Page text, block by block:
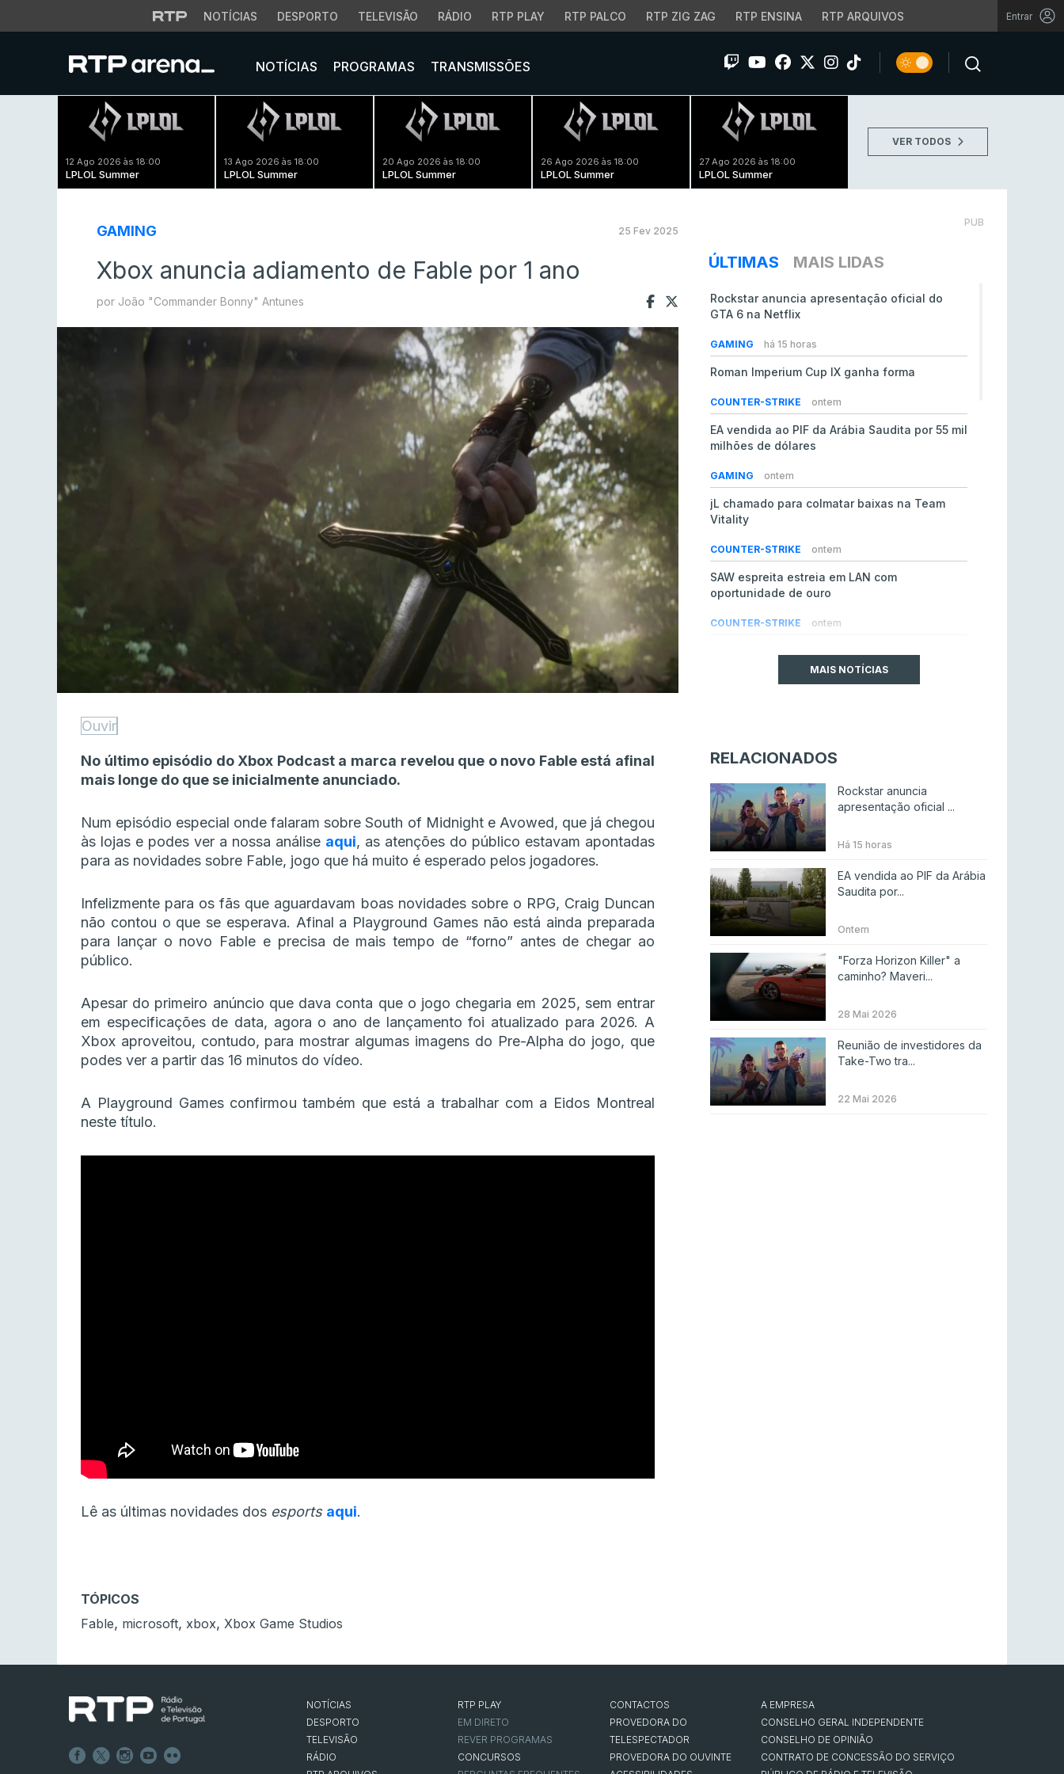
NOTÍCIAS DESPORTO TELEVISÃO RÁDIO RTP PLAY RTP PALCO RTP ZIG ZAG RTP ENSINA RTP ARQUIVOS Entrar
NOTÍCIAS PROGRAMAS TRANSMISSÕES
12 Ago 2026 às 18:00
LPLOL Summer
13 Ago 2026 às 18:00
LPLOL Summer
20 Ago 2026 às 18:00
LPLOL Summer
26 Ago 2026 às 18:00
LPLOL Summer
27 Ago 2026 às 18:00
LPLOL Summer
VER TODOS
GAMING 25 Fev 2025
Xbox anuncia adiamento de Fable por 1 ano
por João "Commander Bonny" Antunes
Ouvir
No último episódio do Xbox Podcast a marca revelou que o novo Fable está afinal
mais longe do que se inicialmente anunciado.
Num episódio especial onde falaram sobre South of Midnight e Avowed, que já chegou
às lojas e podes ver a nossa análise aqui, as atenções do público estavam apontadas
para as novidades sobre Fable, jogo que há muito é esperado pelos jogadores.
Infelizmente para os fãs que aguardavam boas novidades sobre o RPG, Craig Duncan
não contou o que se esperava. Afinal a Playground Games não está ainda preparada
para lançar o novo Fable e precisa de mais tempo de “forno” antes de chegar ao
público.
Apesar do primeiro anúncio que dava conta que o jogo chegaria em 2025, sem entrar
em especificações de data, agora o ano de lançamento foi atualizado para 2026. A
Xbox aproveitou, contudo, para mostrar algumas imagens do Pre-Alpha do jogo, que
podes ver a partir das 16 minutos do vídeo.
A Playground Games confirmou também que está a trabalhar com a Eidos Montreal
neste título.
Lê as últimas novidades dos esports aqui.
TÓPICOS
Fable, microsoft, xbox, Xbox Game Studios
PUB
ÚLTIMAS MAIS LIDAS
Rockstar anuncia apresentação oficial do
GTA 6 na Netflix
GAMING há 15 horas
Roman Imperium Cup IX ganha forma
COUNTER-STRIKE ontem
EA vendida ao PIF da Arábia Saudita por 55 mil
milhões de dólares
GAMING ontem
jL chamado para colmatar baixas na Team
Vitality
COUNTER-STRIKE ontem
SAW espreita estreia em LAN com
oportunidade de ouro
COUNTER-STRIKE ontem
do Counter-Strike 2
Twitch e Amazon planeiam usar transmissões
para treinar IA
ENTRETENIMENTO 3 ago 2026
Códigos para ícones clássicos gratuitos no
League of Legends [agosto 2026]
LEAGUE OF LEGENDS
Bounty
COUNTER-STRIKE 2 ago 2026
Setembro recheado de LANs em Portugal
COUNTER-STRIKE 1 ago 2026
Betclic renova parceria com a RTP Arena para
a época 2026/27
MAIS NOTÍCIAS
RELACIONADOS
Rockstar anuncia
apresentação oficial ...
Há 15 horas
EA vendida ao PIF da Arábia
Saudita por...
Ontem
"Forza Horizon Killer" a
caminho? Maveri...
28 Mai 2026
Reunião de investidores da
Take-Two tra...
22 Mai 2026
NOTÍCIAS
DESPORTO
TELEVISÃO
RÁDIO
RTP PLAY
EM DIRETO
REVER PROGRAMAS
CONCURSOS
CONTACTOS
PROVEDORA DO
TELESPECTADOR
PROVEDORA DO OUVINTE
A EMPRESA
CONSELHO GERAL INDEPENDENTE
CONSELHO DE OPINIÃO
CONTRATO DE CONCESSÃO DO SERVIÇO